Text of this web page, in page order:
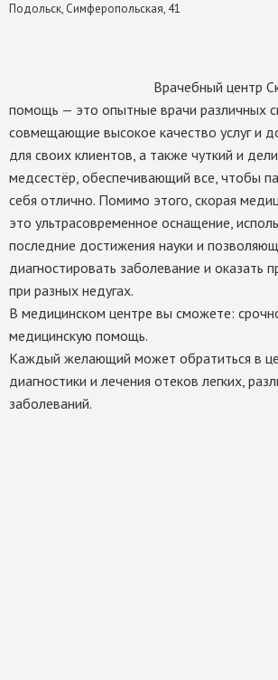
Подольск, Симферопольская, 41
Врачебный центр
помощь — это опытные врачи различных
совмещающие высокое качество услуг и
для своих клиентов, а также чуткий и
медсестёр, обеспечивающий все, чтобы
себя отлично. Помимо этого, скорая
это ультрасовременное оснащение,
последние достижения науки и
диагностировать заболевание и оказать
при разных недугах.
В медицинском центре вы сможете:
медицинскую помощь.
Каждый желающий может обратиться в
диагностики и лечения отеков легких,
заболеваний.